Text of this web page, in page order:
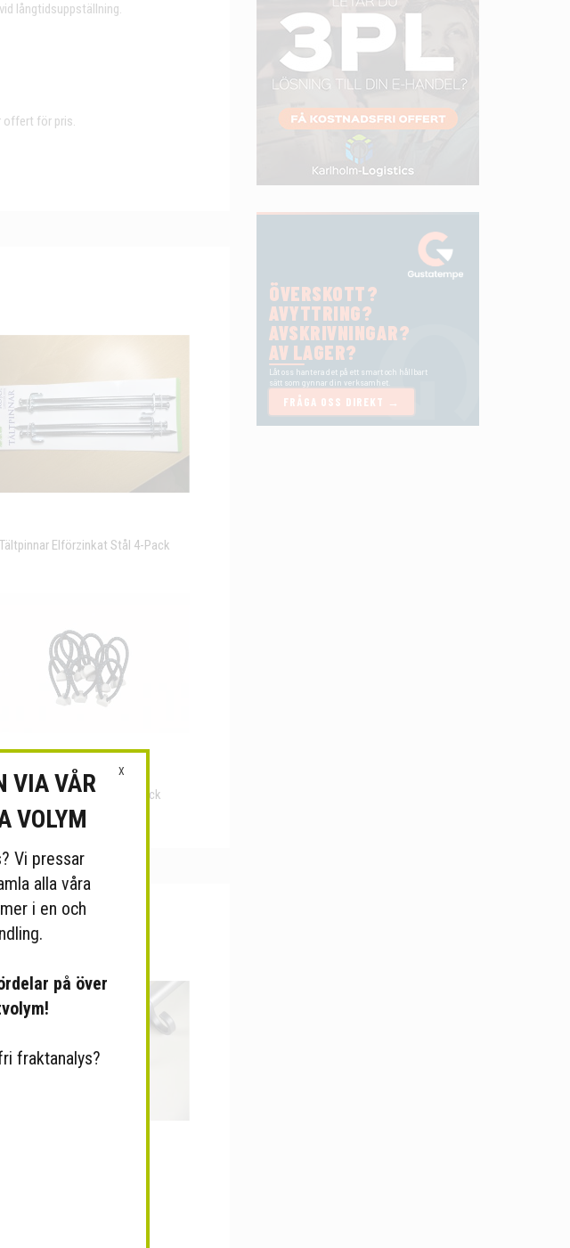
långtidsuppställning.
offert för pris.
Tältpinnar Elförzinkat Stål 4-Pack
Isaflex Gummistropp 10-Pack
X
VIA VÅR
VOLYM
Vi pressar
alla våra
i en och
på över
fraktanalys?